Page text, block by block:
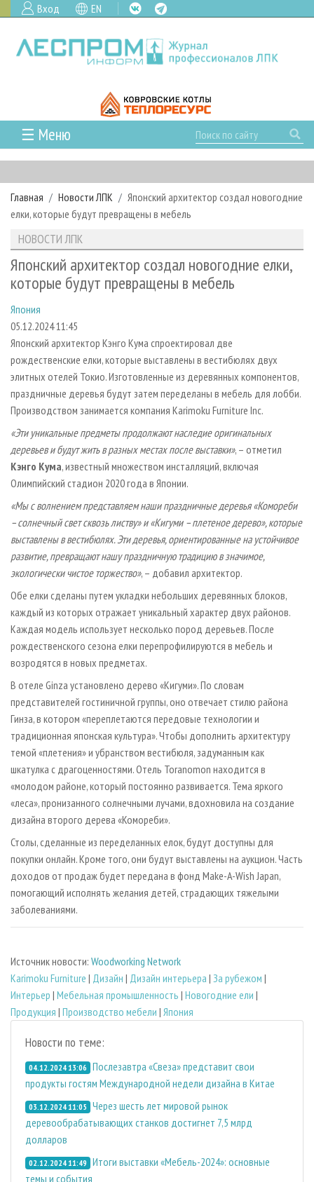
Вход EN
☰ Меню
ГЛАВНАЯ
РУБРИКИ И ТЕМЫ
РУБРИКИ ЖУРНАЛА
ЛЕСОЗАГОТОВКА
ЛЕСОПИЛЕНИЕ
СУШКА ДРЕВЕСИНЫ
ПРОИЗВОДСТВО ДРЕВЕСНЫХ ПЛИТ
ДЕРЕВЯННОЕ ДОМОСТРОЕНИЕ
ПРОИЗВОДСТВО МЕБЕЛИ
БИОЭНЕРГЕТИКА
ЦБП
ИНСТРУМЕНТ И МАТЕРИАЛЫ
НОВОСТИ
НОВОСТИ ЛПК
НОВОСТИ ЖУРНАЛА
ПРОЕКТЫ ЛПИ
АНАЛИТИКА
ПРЕДПРИЯТИЯ ЛПК
ПЕРСОНЫ
МОБИЛЬНЫЕ ВЫСТАВКИ
ОФИЦИАЛЬНЫЕ ДЕЛЕГАЦИИ
ПРИОРИТЕТНЫЕ ИНВЕСТПРОЕКТЫ
RUSSIAN FORESTRY REVIEW
ГАЗЕТА ЛЕСПРОМФОРУМ
БИБЛИОТЕКА СПЕЦИАЛИСТА
АРХИВ ЖУРНАЛОВ
О ЖУРНАЛЕ
КОНТАКТЫ
РЕКЛАМОДАТЕЛЯМ
РЕКЛАМА
РЕКЛАМА НА САЙТЕ
Главная Новости ЛПК
Японский архитектор создал новогодние
елки, которые будут превращены в мебель
НОВОСТИ ЛПК
Японский архитектор создал новогодние елки,
которые будут превращены в мебель
Япония
05.12.2024 11:45
Японский архитектор Кэнго Кума спроектировал две
рождественские елки, которые выставлены в вестибюлях двух
элитных отелей Токио. Изготовленные из деревянных компонентов,
праздничные деревья будут затем переделаны в мебель для лобби.
Производством занимается компания Karimoku Furniture Inc.
«Эти уникальные предметы продолжают наследие оригинальных
деревьев и будут жить в разных местах после выставки», – отметил
Кэнго Кума, известный множеством инсталляций, включая
Олимпийский стадион 2020 года в Японии.
«Мы с волнением представляем наши праздничные деревья «Комореби
– солнечный свет сквозь листву» и «Кигуми – плетеное дерево», которые
выставлены в вестибюлях. Эти деревья, ориентированные на устойчивое
развитие, превращают нашу праздничную традицию в значимое,
экологически чистое торжество», – добавил архитектор.
Обе елки сделаны путем укладки небольших деревянных блоков,
каждый из которых отражает уникальный характер двух районов.
Каждая модель использует несколько пород деревьев. После
рождественского сезона елки перепрофилируются в мебель и
возродятся в новых предметах.
В отеле Ginza установлено дерево «Кигуми». По словам
представителей гостиничной группы, оно отвечает стилю района
Гинза, в котором «переплетаются передовые технологии и
традиционная японская культура». Чтобы дополнить архитектуру
темой «плетения» и убранством вестибюля, задуманным как
шкатулка с драгоценностями. Отель Toranomon находится в
«молодом районе, который постоянно развивается. Тема яркого
«леса», пронизанного солнечными лучами, вдохновила на создание
дизайна второго дерева «Комореби».
Столы, сделанные из переделанных елок, будут доступны для
покупки онлайн. Кроме того, они будут выставлены на аукцион. Часть
доходов от продаж будет передана в фонд Make-A-Wish Japan,
помогающий исполнять желания детей, страдающих тяжелыми
заболеваниями.
Источник новости: Woodworking Network
Karimoku Furniture | Дизайн | Дизайн интерьера | За рубежом |
Интерьер | Мебельная промышленность | Новогодние ели |
Продукция | Производство мебели | Япония
Новости по теме:
04.12.2024 13:06 Послезавтра «Свеза» представит свои
продукты гостям Международной недели дизайна в Китае
03.12.2024 11:05 Через шесть лет мировой рынок
деревообрабатывающих станков достигнет 7,5 млрд
долларов
02.12.2024 11:49 Итоги выставки «Мебель-2024»: основные
темы и события